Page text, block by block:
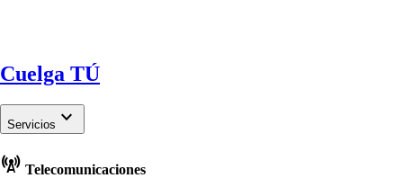
Cuelga TÚ
Servicios keyboard_arrow_down
cell_tower Telecomunicaciones